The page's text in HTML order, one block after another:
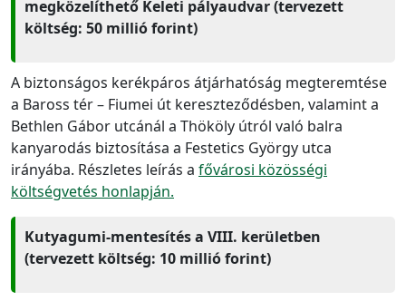
megközelíthető Keleti pályaudvar (tervezett
költség: 50 millió forint)
A biztonságos kerékpáros átjárhatóság megteremtése
a Baross tér – Fiumei út kereszteződésben, valamint a
Bethlen Gábor utcánál a Thököly útról való balra
kanyarodás biztosítása a Festetics György utca
irányába. Részletes leírás a fővárosi közösségi
költségvetés honlapján.
Kutyagumi-mentesítés a VIII. kerületben
(tervezett költség: 10 millió forint)